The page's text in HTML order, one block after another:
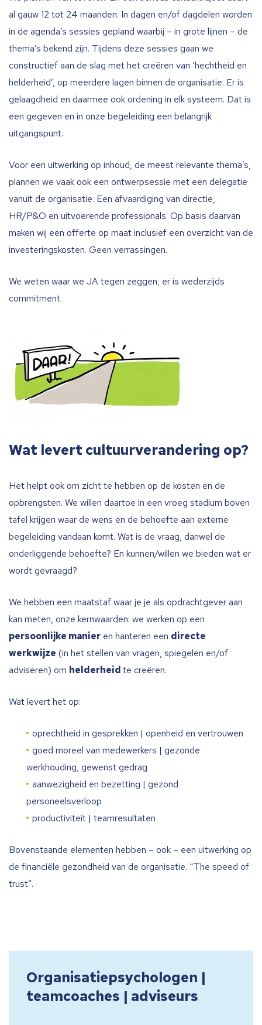
al gauw 12 tot 24 maanden. In dagen en/of dagdelen worden
in de agenda’s sessies gepland waarbij – in grote lijnen – de
thema’s bekend zijn. Tijdens deze sessies gaan we
constructief aan de slag met het creëren van ‘hechtheid en
helderheid’, op meerdere lagen binnen de organisatie. Er is
gelaagdheid en daarmee ook ordening in elk systeem. Dat is
een gegeven en in onze begeleiding een belangrijk
uitgangspunt.
Voor een uitwerking op inhoud, de meest relevante thema’s,
plannen we vaak ook een ontwerpsessie met een delegatie
vanuit de organisatie. Een afvaardiging van directie,
HR/P&O en uitvoerende professionals. Op basis daarvan
maken wij een offerte op maat inclusief een overzicht van de
investeringskosten. Geen verrassingen.
We weten waar we JA tegen zeggen, er is wederzijds
commitment.
Wat levert cultuurverandering op?
Het helpt ook om zicht te hebben op de kosten en de
opbrengsten. We willen daartoe in een vroeg stadium boven
tafel krijgen waar de wens en de behoefte aan externe
begeleiding vandaan komt. Wat is de vraag, danwel de
onderliggende behoefte? En kunnen/willen we bieden wat er
wordt gevraagd?
We hebben een maatstaf waar je je als opdrachtgever aan
kan meten, onze kernwaarden: we werken op een
persoonlijke manier en hanteren een directe
werkwijze (in het stellen van vragen, spiegelen en/of
adviseren) om helderheidte creëren.
Wat levert het op:
oprechtheid in gesprekken | openheid en vertrouwen
goed moreel van medewerkers | gezonde
werkhouding, gewenst gedrag
aanwezigheid en bezetting | gezond
personeelsverloop
productiviteit | teamresultaten
Bovenstaande elementen hebben – ook – een uitwerking op
de financiële gezondheid van de organisatie. “The speed of
trust”.
Organisatiepsychologen |
teamcoaches | adviseurs